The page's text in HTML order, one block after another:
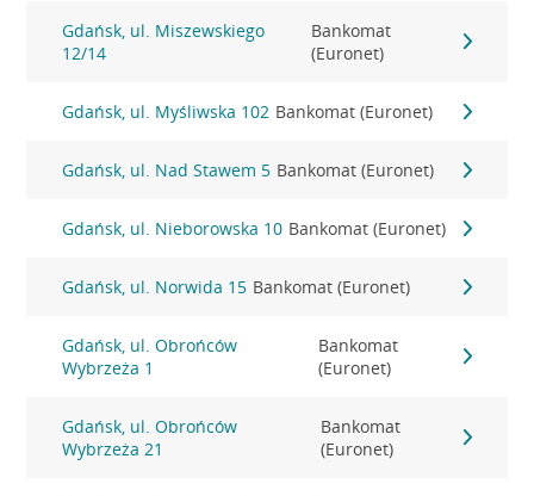
Gdańsk, ul. Miszewskiego
12/14
Bankomat
(Euronet)
Gdańsk, ul. Myśliwska 102 Bankomat (Euronet)
Gdańsk, ul. Nad Stawem 5 Bankomat (Euronet)
Gdańsk, ul. Nieborowska 10 Bankomat (Euronet)
Gdańsk, ul. Norwida 15 Bankomat (Euronet)
Gdańsk, ul. Obrońców
Wybrzeża 1
Bankomat
(Euronet)
Gdańsk, ul. Obrońców
Wybrzeża 21
Bankomat
(Euronet)